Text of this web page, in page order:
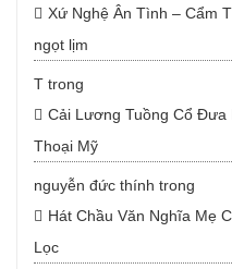
Xứ Nghệ Ân Tình – Cẩm
ngọt lịm
T trong
Cải Lương Tuồng Cổ Đưa
Thoại Mỹ
nguyễn đức thính trong
Hát Chầu Văn Nghĩa Mẹ
Lọc